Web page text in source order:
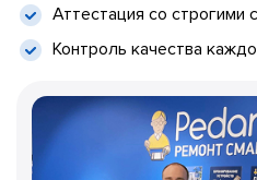
Аттестация со строгими
Контроль качества